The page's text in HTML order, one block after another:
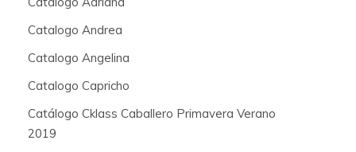
Catalogo Andrea
Catalogo Angelina
Catalogo Capricho
Catálogo Cklass Caballero Primavera Verano
2019